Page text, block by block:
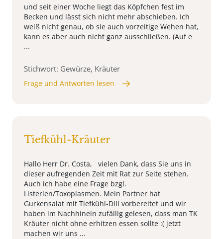
und seit einer Woche liegt das Köpfchen fest im
Becken und lässt sich nicht mehr abschieben. Ich
weiß nicht genau, ob sie auch vorzeitige Wehen hat,
kann es aber auch nicht ganz ausschließen. (Auf e
...
Stichwort: Gewürze, Kräuter
Frage und Antworten lesen
Tiefkühl-Kräuter
Hallo Herr Dr. Costa, vielen Dank, dass Sie uns in
dieser aufregenden Zeit mit Rat zur Seite stehen.
Auch ich habe eine Frage bzgl.
Listerien/Toxoplasmen. Mein Partner hat
Gurkensalat mit Tiefkühl-Dill vorbereitet und wir
haben im Nachhinein zufällig gelesen, dass man TK
Kräuter nicht ohne erhitzen essen sollte :( jetzt
machen wir uns ...